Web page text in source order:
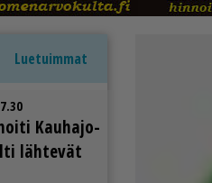
Luetuimmat
Kau­ha­jo­
läh­te­vät